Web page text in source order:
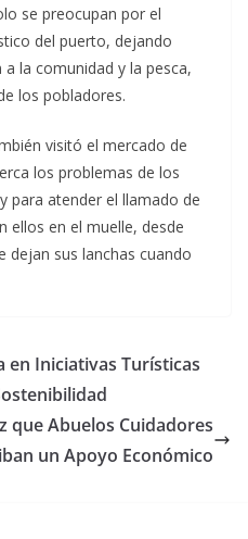
se preocupan por el
del puerto, dejando
la comunidad y la pesca,
los pobladores.
visitó el mercado de
los problemas de los
para atender el llamado de
ellos en el muelle, desde
dejan sus lanchas cuando
en Iniciativas Turísticas
que Abuelos Cuidadores
un Apoyo Económico